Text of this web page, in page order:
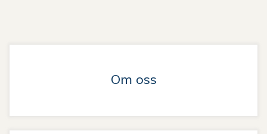
Om oss